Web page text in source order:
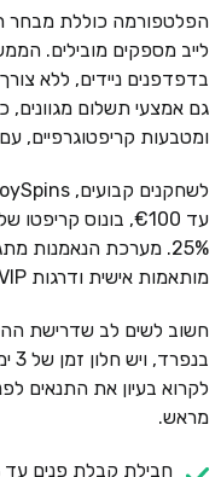
הפלטפורמה כוללת מבחר
לייב מספקים מובילים.
גם אמצעי תשלום מגוונים,
ומטבעות קריפטוגרפיים,
25%. מערכת הנאמנות
מותאמות אישית ודרגות VIP עם יתרונות משופרים.
לקרוא בעיון את התנאים
מראש.